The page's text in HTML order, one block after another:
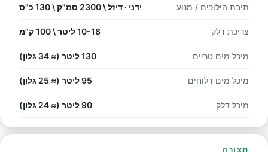
תיבת הילוכים / מנוע ידני · דיזל \ 2300 סמ"ק \ 130 כ"ס
צריכת דלק 10-18 ליטר \ 100 ק"מ
מיכל מים טריים 130 ליטר (≈ 34 גלון)
מיכל מים דלוחים 95 ליטר (≈ 25 גלון)
מיכל דלק 90 ליטר (≈ 24 גלון)
תצורה